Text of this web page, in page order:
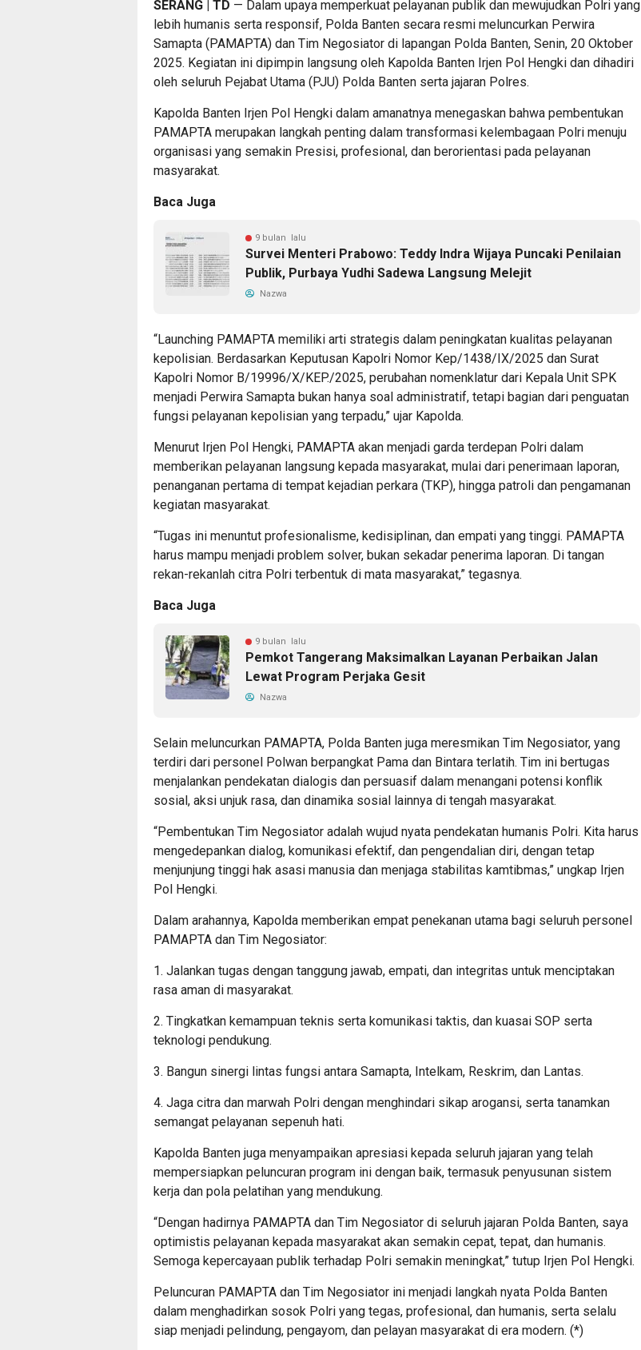
SERANG | TD — Dalam upaya memperkuat pelayanan publik dan mewujudkan Polri yang
lebih humanis serta responsif, Polda Banten secara resmi meluncurkan Perwira
Samapta (PAMAPTA) dan Tim Negosiator di lapangan Polda Banten, Senin, 20 Oktober
2025. Kegiatan ini dipimpin langsung oleh Kapolda Banten Irjen Pol Hengki dan dihadiri
oleh seluruh Pejabat Utama (PJU) Polda Banten serta jajaran Polres.
Kapolda Banten Irjen Pol Hengki dalam amanatnya menegaskan bahwa pembentukan
PAMAPTA merupakan langkah penting dalam transformasi kelembagaan Polri menuju
organisasi yang semakin Presisi, profesional, dan berorientasi pada pelayanan
masyarakat.
Baca Juga
9 bulan lalu
Survei Menteri Prabowo: Teddy Indra Wijaya Puncaki Penilaian
Publik, Purbaya Yudhi Sadewa Langsung Melejit
Nazwa
“Launching PAMAPTA memiliki arti strategis dalam peningkatan kualitas pelayanan
kepolisian. Berdasarkan Keputusan Kapolri Nomor Kep/1438/IX/2025 dan Surat
Kapolri Nomor B/19996/X/KEP./2025, perubahan nomenklatur dari Kepala Unit SPK
menjadi Perwira Samapta bukan hanya soal administratif, tetapi bagian dari penguatan
fungsi pelayanan kepolisian yang terpadu,” ujar Kapolda.
Menurut Irjen Pol Hengki, PAMAPTA akan menjadi garda terdepan Polri dalam
memberikan pelayanan langsung kepada masyarakat, mulai dari penerimaan laporan,
penanganan pertama di tempat kejadian perkara (TKP), hingga patroli dan pengamanan
kegiatan masyarakat.
“Tugas ini menuntut profesionalisme, kedisiplinan, dan empati yang tinggi. PAMAPTA
harus mampu menjadi problem solver, bukan sekadar penerima laporan. Di tangan
rekan-rekanlah citra Polri terbentuk di mata masyarakat,” tegasnya.
Baca Juga
9 bulan lalu
Pemkot Tangerang Maksimalkan Layanan Perbaikan Jalan
Lewat Program Perjaka Gesit
Nazwa
Selain meluncurkan PAMAPTA, Polda Banten juga meresmikan Tim Negosiator, yang
terdiri dari personel Polwan berpangkat Pama dan Bintara terlatih. Tim ini bertugas
menjalankan pendekatan dialogis dan persuasif dalam menangani potensi konflik
sosial, aksi unjuk rasa, dan dinamika sosial lainnya di tengah masyarakat.
“Pembentukan Tim Negosiator adalah wujud nyata pendekatan humanis Polri. Kita harus
mengedepankan dialog, komunikasi efektif, dan pengendalian diri, dengan tetap
menjunjung tinggi hak asasi manusia dan menjaga stabilitas kamtibmas,” ungkap Irjen
Pol Hengki.
Dalam arahannya, Kapolda memberikan empat penekanan utama bagi seluruh personel
PAMAPTA dan Tim Negosiator:
1. Jalankan tugas dengan tanggung jawab, empati, dan integritas untuk menciptakan
rasa aman di masyarakat.
2. Tingkatkan kemampuan teknis serta komunikasi taktis, dan kuasai SOP serta
teknologi pendukung.
3. Bangun sinergi lintas fungsi antara Samapta, Intelkam, Reskrim, dan Lantas.
4. Jaga citra dan marwah Polri dengan menghindari sikap arogansi, serta tanamkan
semangat pelayanan sepenuh hati.
Kapolda Banten juga menyampaikan apresiasi kepada seluruh jajaran yang telah
mempersiapkan peluncuran program ini dengan baik, termasuk penyusunan sistem
kerja dan pola pelatihan yang mendukung.
“Dengan hadirnya PAMAPTA dan Tim Negosiator di seluruh jajaran Polda Banten, saya
optimistis pelayanan kepada masyarakat akan semakin cepat, tepat, dan humanis.
Semoga kepercayaan publik terhadap Polri semakin meningkat,” tutup Irjen Pol Hengki.
Peluncuran PAMAPTA dan Tim Negosiator ini menjadi langkah nyata Polda Banten
dalam menghadirkan sosok Polri yang tegas, profesional, dan humanis, serta selalu
siap menjadi pelindung, pengayom, dan pelayan masyarakat di era modern. (*)